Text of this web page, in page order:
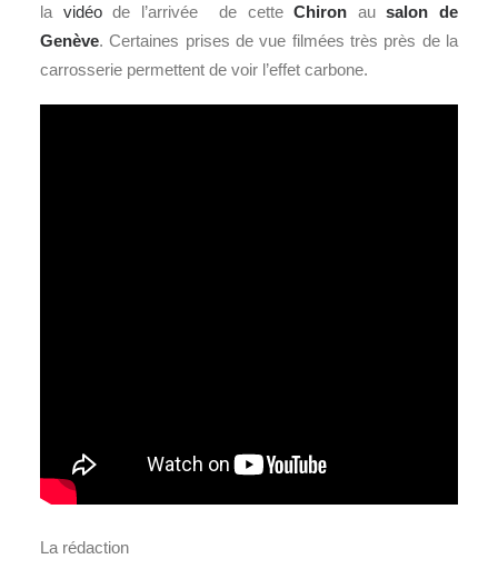
la vidéode l’arrivée de cetteChiron ausalon de
Genève. Certaines prises de vue filmées très près de la
carrosserie permettent de voir l’effet carbone.
La rédaction